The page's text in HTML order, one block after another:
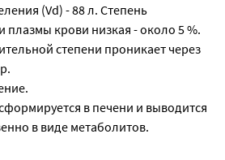
(Vd) - 88 л. Степень
плазмы крови низкая - около 5 %.
степени проникает через
в печени и выводится
в виде метаболитов.